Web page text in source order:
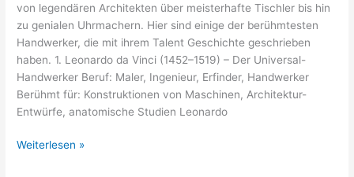
Schnitt
von legendären Architekten über meisterhafte Tischler bis hin
zu genialen Uhrmachern. Hier sind einige der berühmtesten
Handwerker, die mit ihrem Talent Geschichte geschrieben
haben. 1. Leonardo da Vinci (1452–1519) – Der Universal-
Handwerker Beruf: Maler, Ingenieur, Erfinder, Handwerker
Berühmt für: Konstruktionen von Maschinen, Architektur-
Entwürfe, anatomische Studien Leonardo
Die
Weiterlesen »